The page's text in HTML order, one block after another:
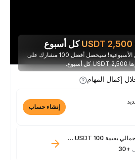
USDTكل أسبوع
تقدّم في لوحة المتصدرين الأسبوعية! سيحصل أفضل 100 مشارك على
المهام
إنشاء حساب
تحقيق حجم إيداع إجمالي بقيمة 100 USDT فأكثر